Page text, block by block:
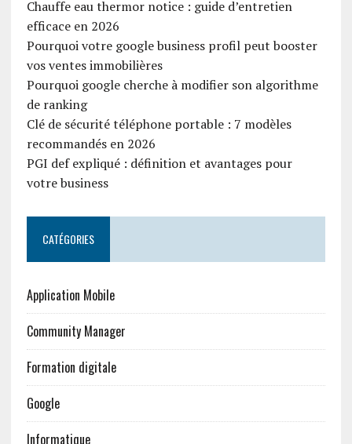
Chauffe eau thermor notice : guide d’entretien
efficace en 2026
Pourquoi votre google business profil peut booster
vos ventes immobilières
Pourquoi google cherche à modifier son algorithme
de ranking
Clé de sécurité téléphone portable : 7 modèles
recommandés en 2026
PGI def expliqué : définition et avantages pour
votre business
CATÉGORIES
Application Mobile
Community Manager
Formation digitale
Google
Informatique